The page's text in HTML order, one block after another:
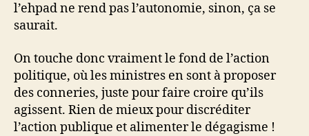
l’ehpad ne rend pas l’autonomie, sinon, ça se
saurait.
On touche donc vraiment le fond de l’action
politique, où les ministres en sont à proposer
des conneries, juste pour faire croire qu’ils
agissent. Rien de mieux pour discréditer
l’action publique et alimenter le dégagisme !